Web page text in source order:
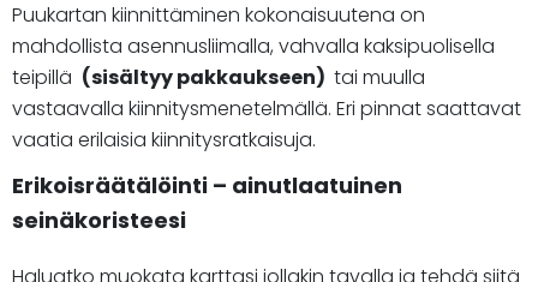
Puukartan kiinnittäminen kokonaisuutena on
mahdollista asennusliimalla, vahvalla kaksipuolisella
teipillä (sisältyy pakkaukseen) tai muulla
vastaavalla kiinnitysmenetelmällä. Eri pinnat saattavat
vaatia erilaisia kiinnitysratkaisuja.
Erikoisräätälöinti – ainutlaatuinen
seinäkoristeesi